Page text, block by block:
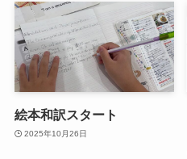
絵本和訳スタート
2025年10月26日